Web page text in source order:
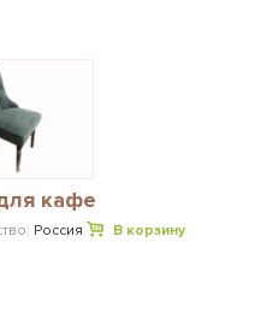
кафе
Россия В корзину